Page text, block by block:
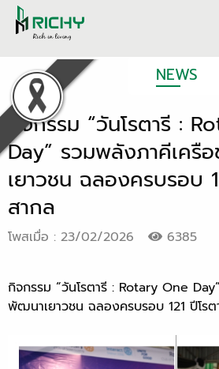
NEWS
กิจกรรม “วันโรตารี :
Day” รวมพลังภาคีเครื
เยาวชน ฉลองครบรอบ
สากล
โพสเมื่อ : 23/02/2026 6385
กิจกรรม “วันโรตารี : Rotary One
พัฒนาเยาวชน ฉลองครบรอบ 121 ปีโรต